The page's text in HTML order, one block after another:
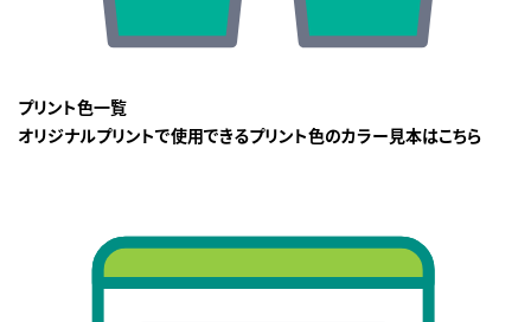
プリント色一覧
オリジナルプリントで使用できるプリント色のカラー見本はこちら